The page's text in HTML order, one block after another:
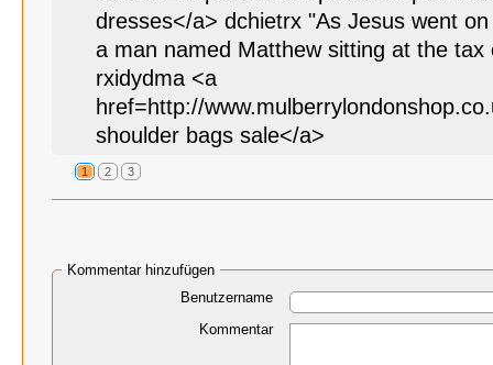
dresses</a> dchietrx "As Jesus went
a man named Matthew sitting at the tax
rxidydma <a
href=http://
shoulder bags sale</a>
1 2 3
Kommentar hinzufügen
Benutzername
Kommentar